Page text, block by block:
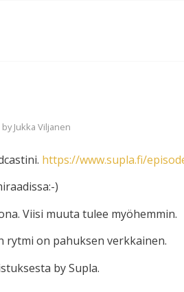
byJukka Viljanen
https://www.supla.fi/
)
Viisi muuta tulee myöhemmin.
rytmi on pahuksen verkkainen.
by Supla.